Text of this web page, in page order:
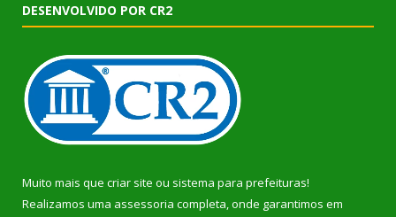
DESENVOLVIDO POR CR2
Muito mais que criar site ou sistema para prefeituras!
Realizamos uma assessoria completa, onde garantimos em